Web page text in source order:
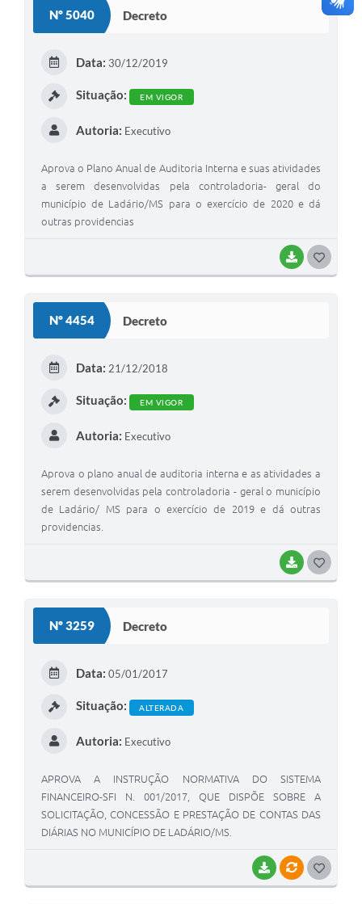
Nº 5040 Decreto
BAIXAR
Data: 30/12/2019
Situação: EM VIGOR
Autoria: Executivo
Aprova o Plano Anual de Auditoria Interna e suas atividades
a serem desenvolvidas pela controladoria- geral do
município de Ladário/MS para o exercício de 2020 e dá
outras providencias
Nº 4454 Decreto
BAIXAR
Data: 21/12/2018
Situação: EM VIGOR
Autoria: Executivo
Aprova o plano anual de auditoria interna e as atividades a
serem desenvolvidas pela controladoria - geral o município
de Ladário/ MS para o exercício de 2019 e dá outras
providencias.
Nº 3259 Decreto
BAIXARVÍNCULOS
Data: 05/01/2017
Situação: ALTERADA
Autoria: Executivo
APROVA A INSTRUÇÃO NORMATIVA DO SISTEMA
FINANCEIRO-SFI N. 001/2017, QUE DISPÕE SOBRE A
SOLICITAÇÃO, CONCESSÃO E PRESTAÇÃO DE CONTAS DAS
DIÁRIAS NO MUNICÍPIO DE LADÁRIO/MS.